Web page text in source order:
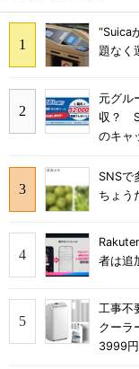
“Suica
題なく
元グル
収？
のキャ
SNSで
ちょう
者は追
工事不
クーラ
3999